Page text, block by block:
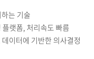
는 기술
랫폼, 처리속도 빠름
이터에 기반한 의사결정